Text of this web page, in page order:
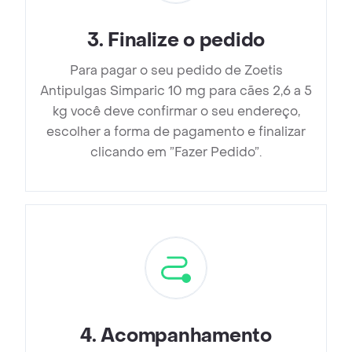
3. Finalize o pedido
Para pagar o seu pedido de Zoetis
Antipulgas Simparic 10 mg para cães 2,6 a 5
kg você deve confirmar o seu endereço,
escolher a forma de pagamento e finalizar
clicando em ”Fazer Pedido”.
4.Acompanhamento